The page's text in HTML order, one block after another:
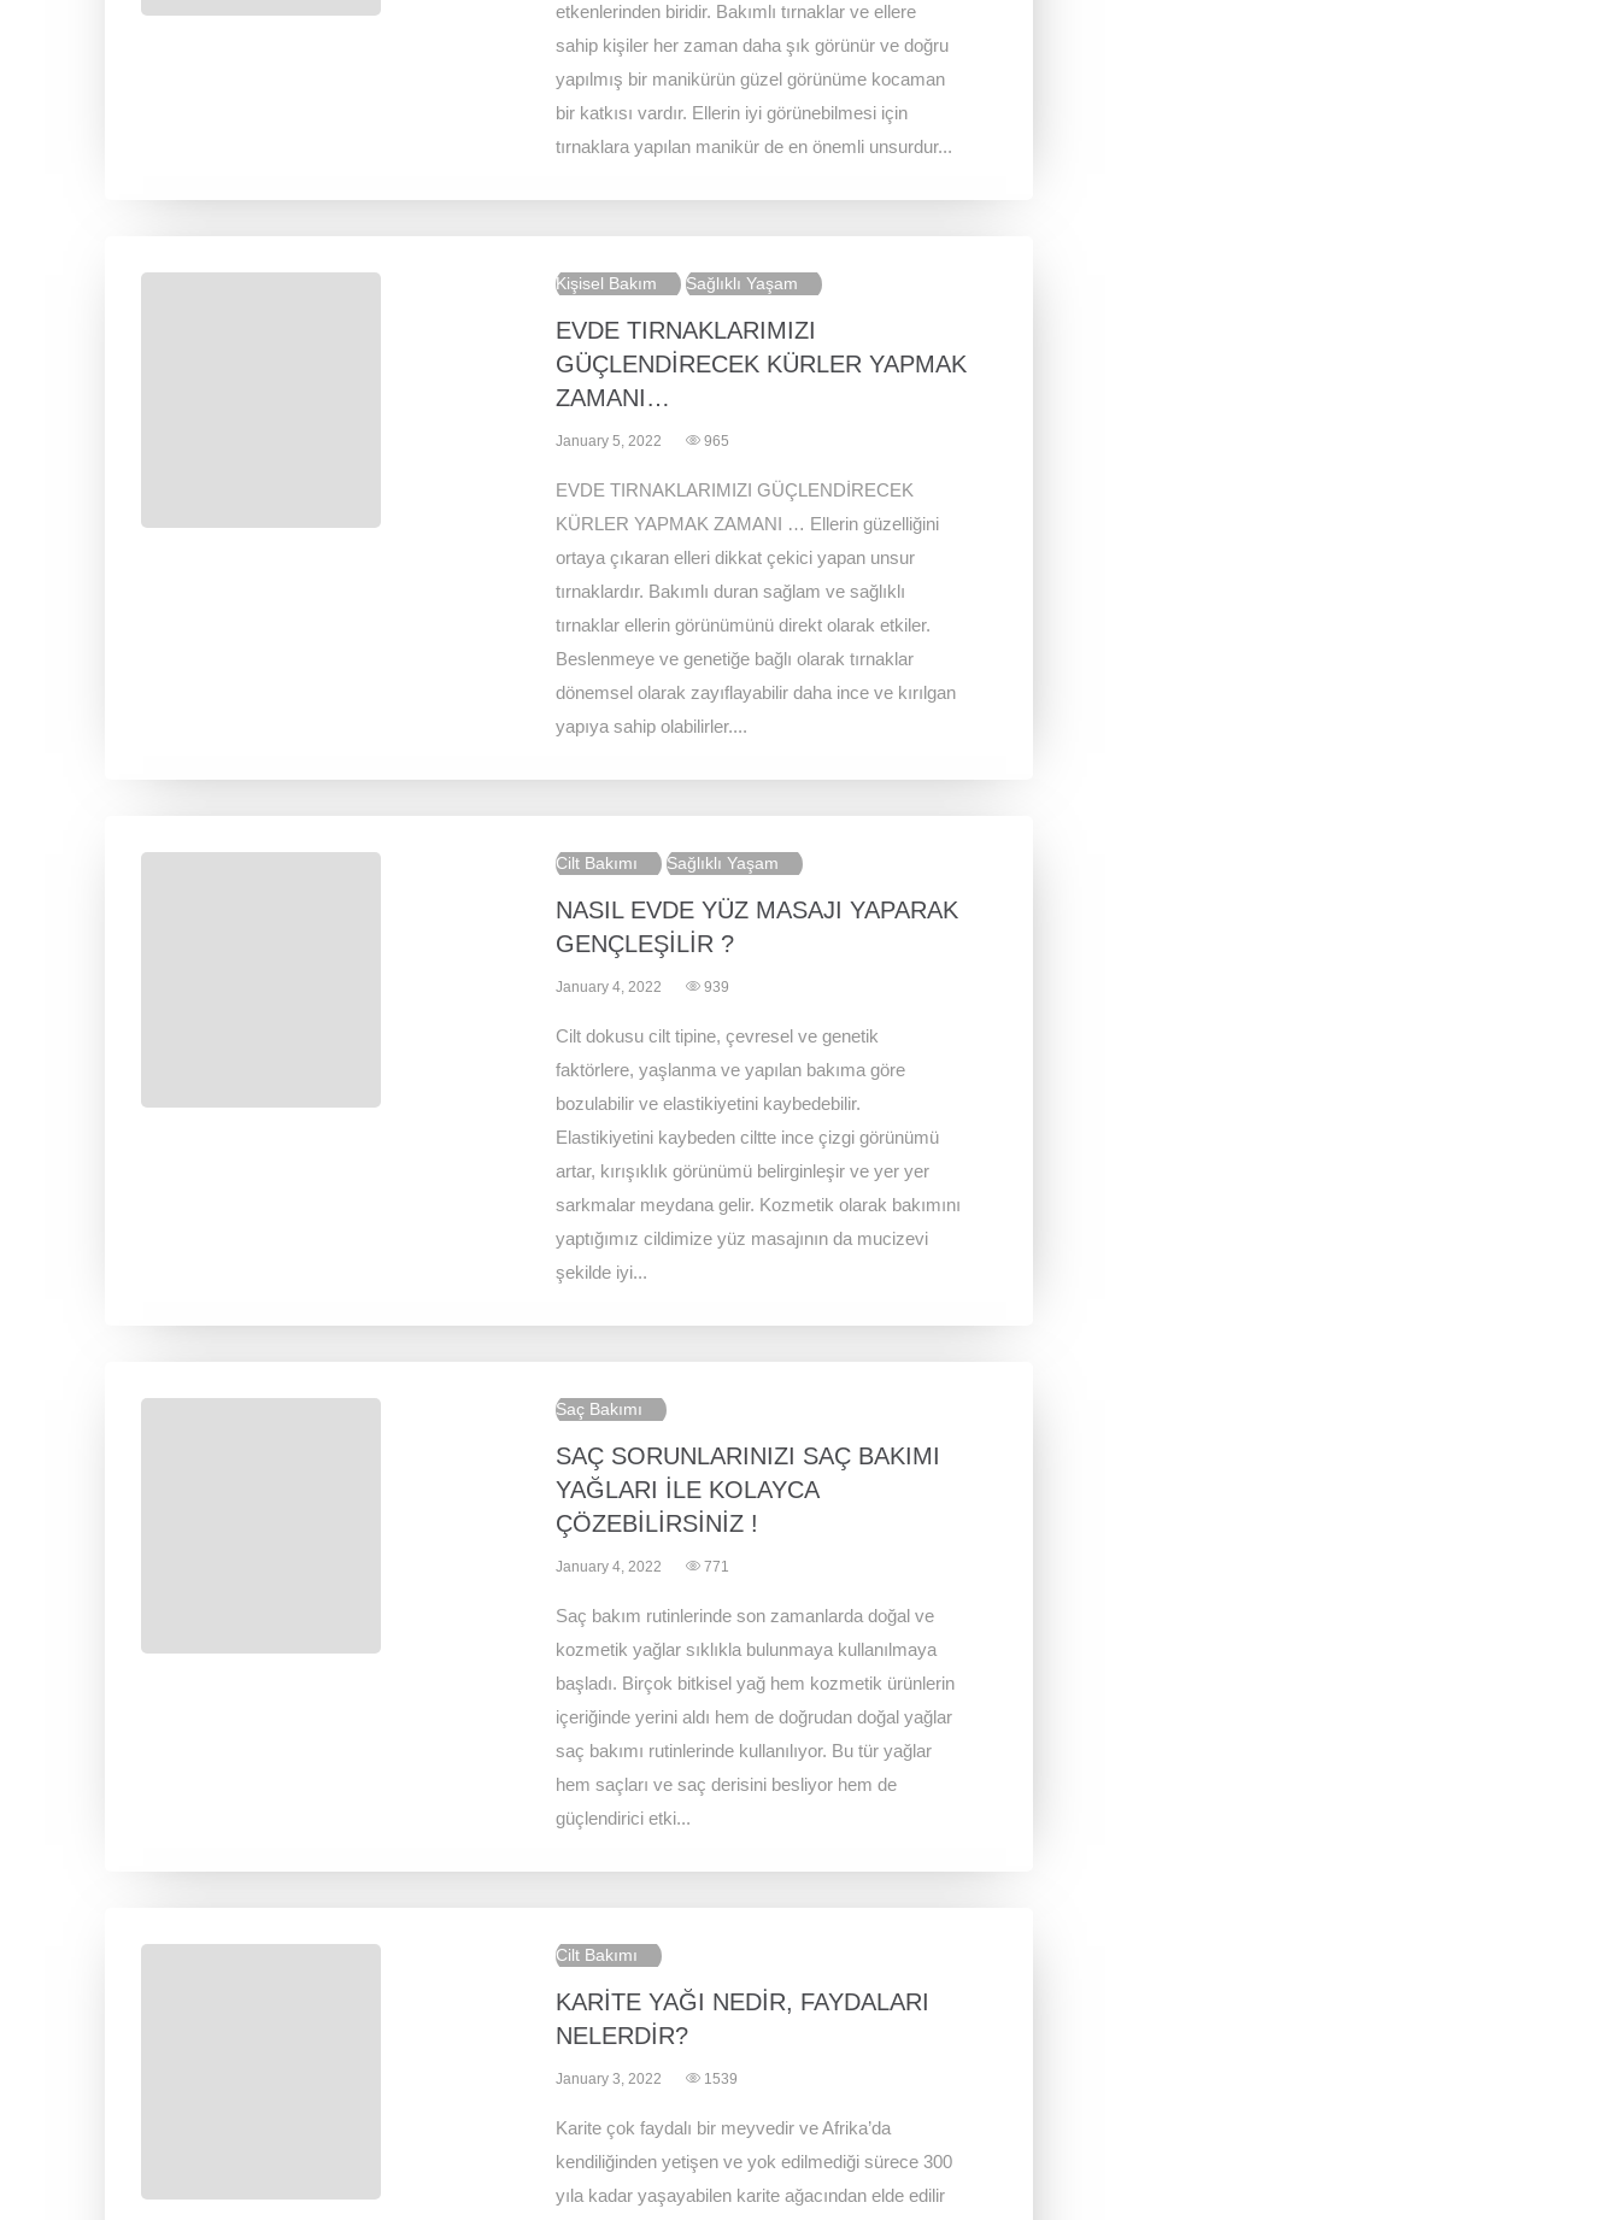
etkenlerinden biridir. Bakımlı tırnaklar ve ellere
sahip kişiler her zaman daha şık görünür ve doğru
yapılmış bir manikürün güzel görünüme kocaman
bir katkısı vardır. Ellerin iyi görünebilmesi için
tırnaklara yapılan manikür de en önemli unsurdur...
Kişisel Bakım Sağlıklı Yaşam
EVDE TIRNAKLARIMIZI
GÜÇLENDİRECEK KÜRLER YAPMAK
ZAMANI…
January 5, 2022 965
EVDE TIRNAKLARIMIZI GÜÇLENDİRECEK
KÜRLER YAPMAK ZAMANI … Ellerin güzelliğini
ortaya çıkaran elleri dikkat çekici yapan unsur
tırnaklardır. Bakımlı duran sağlam ve sağlıklı
tırnaklar ellerin görünümünü direkt olarak etkiler.
Beslenmeye ve genetiğe bağlı olarak tırnaklar
dönemsel olarak zayıflayabilir daha ince ve kırılgan
yapıya sahip olabilirler....
Cilt Bakımı Sağlıklı Yaşam
NASIL EVDE YÜZ MASAJI YAPARAK
GENÇLEŞİLİR ?
January 4, 2022 939
Cilt dokusu cilt tipine, çevresel ve genetik
faktörlere, yaşlanma ve yapılan bakıma göre
bozulabilir ve elastikiyetini kaybedebilir.
Elastikiyetini kaybeden ciltte ince çizgi görünümü
artar, kırışıklık görünümü belirginleşir ve yer yer
sarkmalar meydana gelir. Kozmetik olarak bakımını
yaptığımız cildimize yüz masajının da mucizevi
şekilde iyi...
Saç Bakımı
SAÇ SORUNLARINIZI SAÇ BAKIMI
YAĞLARI İLE KOLAYCA
ÇÖZEBİLİRSİNİZ !
January 4, 2022 771
Saç bakım rutinlerinde son zamanlarda doğal ve
kozmetik yağlar sıklıkla bulunmaya kullanılmaya
başladı. Birçok bitkisel yağ hem kozmetik ürünlerin
içeriğinde yerini aldı hem de doğrudan doğal yağlar
saç bakımı rutinlerinde kullanılıyor. Bu tür yağlar
hem saçları ve saç derisini besliyor hem de
güçlendirici etki...
Cilt Bakımı
KARİTE YAĞI NEDİR, FAYDALARI
NELERDİR?
January 3, 2022 1539
Karite çok faydalı bir meyvedir ve Afrika’da
kendiliğinden yetişen ve yok edilmediği sürece 300
yıla kadar yaşayabilen karite ağacından elde edilir